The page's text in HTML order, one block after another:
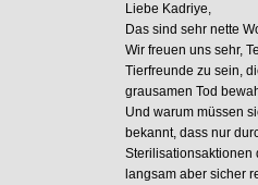
Liebe Kadriye,
Das sind sehr nette
Wir freuen uns sehr,
Tierfreunde zu sein,
grausamen Tod
Und warum müssen
bekannt, dass nur
Sterilisationsaktionen
langsam aber sicher